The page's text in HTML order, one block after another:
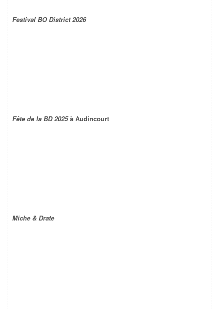
Festival BO District 2026
Fête de la BD 2025à Audincourt
Miche & Drate